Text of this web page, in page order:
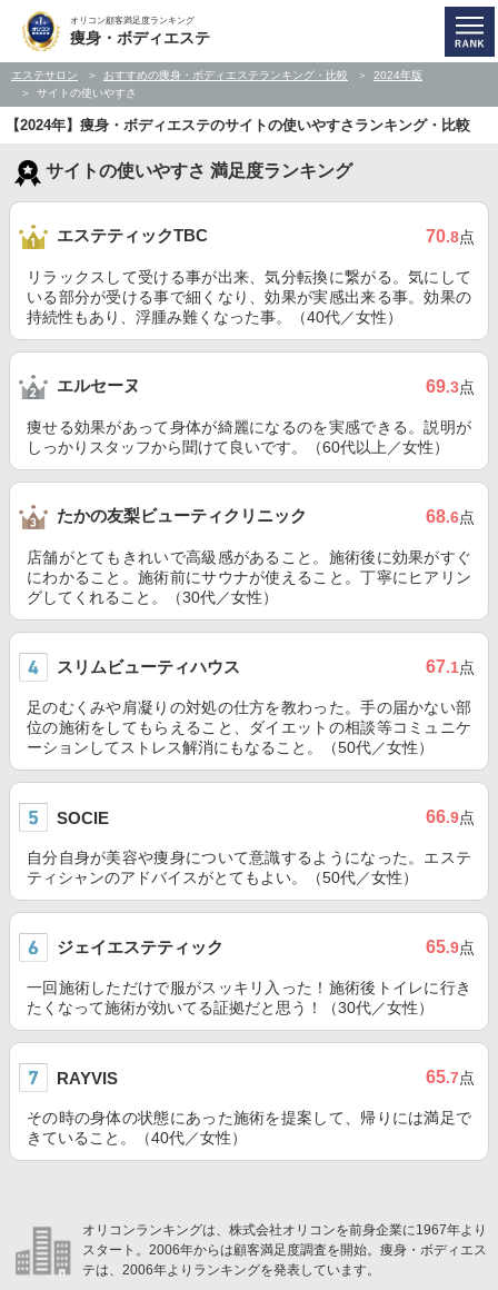
オリコン顧客満足度ランキング
痩身・ボディエステ
エステサロン おすすめの痩身・ボディエステランキング・比較
2024年版
サイトの使いやすさ
【2024年】痩身・ボディエステのサイトの使いやすさランキング・比較
サイトの使いやすさ 満足度ランキング
エステティックTBC 70.8点
リラックスして受ける事が出来、気分転換に繋がる。気にして
いる部分が受ける事で細くなり、効果が実感出来る事。効果の
持続性もあり、浮腫み難くなった事。（40代／女性）
エルセーヌ 69.3点
痩せる効果があって身体が綺麗になるのを実感できる。説明が
しっかりスタッフから聞けて良いです。（60代以上／女性）
たかの友梨ビューティクリニック 68.6点
店舗がとてもきれいで高級感があること。施術後に効果がすぐ
にわかること。施術前にサウナが使えること。丁寧にヒアリン
グしてくれること。（30代／女性）
スリムビューティハウス 67.1点
足のむくみや肩凝りの対処の仕方を教わった。手の届かない部
位の施術をしてもらえること、ダイエットの相談等コミュニケ
ーションしてストレス解消にもなること。（50代／女性）
SOCIE 66.9点
自分自身が美容や痩身について意識するようになった。エステ
ティシャンのアドバイスがとてもよい。（50代／女性）
ジェイエステティック 65.9点
一回施術しただけで服がスッキリ入った！施術後トイレに行き
たくなって施術が効いてる証拠だと思う！（30代／女性）
RAYVIS 65.7点
その時の身体の状態にあった施術を提案して、帰りには満足で
きていること。（40代／女性）
オリコンランキングは、株式会社オリコンを前身企業に1967年より
スタート。2006年からは顧客満足度調査を開始。痩身・ボディエス
テは、2006年よりランキングを発表しています。